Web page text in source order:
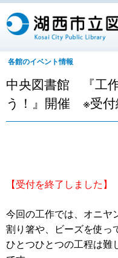
各館のイベント情報
中央図書館 『工
う！』開催 ※受付
【受付を終了しました】
今回の工作では、オニヤ
割り箸や、ビーズを使っ
ひとつひとつの工程は難